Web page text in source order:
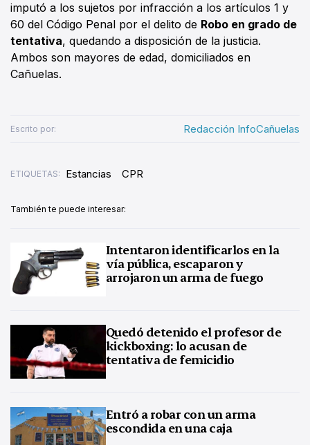
imputó a los sujetos por infracción a los artículos 1 y
60 del Código Penal por el delito de Robo en grado de
tentativa, quedando a disposición de la justicia.
Ambos son mayores de edad, domiciliados en
Cañuelas.
Escrito por: Redacción InfoCañuelas
ETIQUETAS: Estancias CPR
También te puede interesar:
Intentaron identificarlos en la
vía pública, escaparon y
arrojaron un arma de fuego
Quedó detenido el profesor de
kickboxing: lo acusan de
tentativa de femicidio
Entró a robar con un arma
escondida en una caja